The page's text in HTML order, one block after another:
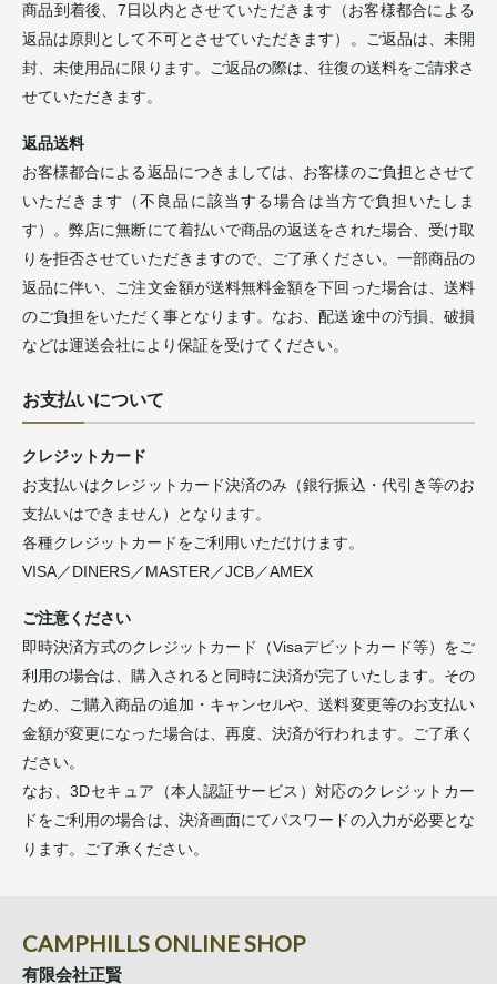
商品到着後、7日以内とさせていただきます（お客様都合による
返品は原則として不可とさせていただきます）。ご返品は、未開
封、未使用品に限ります。ご返品の際は、往復の送料をご請求さ
せていただきます。
返品送料
お客様都合による返品につきましては、お客様のご負担とさせて
いただきます（不良品に該当する場合は当方で負担いたしま
す）。弊店に無断にて着払いで商品の返送をされた場合、受け取
りを拒否させていただきますので、ご了承ください。一部商品の
返品に伴い、ご注文金額が送料無料金額を下回った場合は、送料
のご負担をいただく事となります。なお、配送途中の汚損、破損
などは運送会社により保証を受けてください。
お支払いについて
クレジットカード
お支払いはクレジットカード決済のみ（銀行振込・代引き等のお
支払いはできません）となります。
各種クレジットカードをご利用いただけけます。
VISA／DINERS／MASTER／JCB／AMEX
ご注意ください
即時決済方式のクレジットカード（Visaデビットカード等）をご
利用の場合は、購入されると同時に決済が完了いたします。その
ため、ご購入商品の追加・キャンセルや、送料変更等のお支払い
金額が変更になった場合は、再度、決済が行われます。ご了承く
ださい。
なお、3Dセキュア（本人認証サービス）対応のクレジットカー
ドをご利用の場合は、決済画面にてパスワードの入力が必要とな
ります。ご了承ください。
CAMPHILLS ONLINE SHOP
有限会社正賢